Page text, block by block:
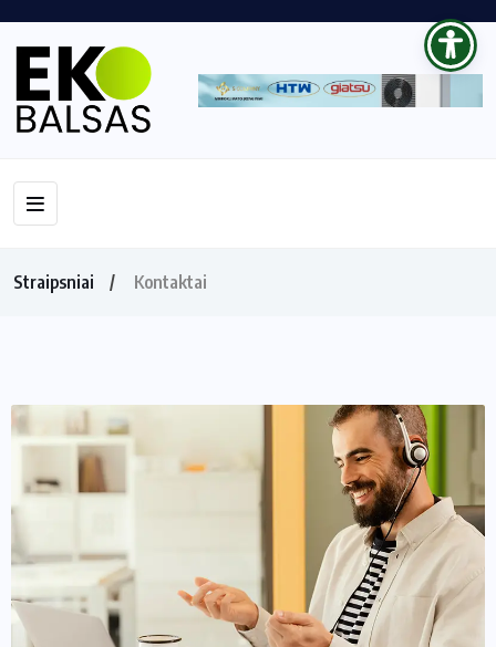
Straipsniai Kontaktai